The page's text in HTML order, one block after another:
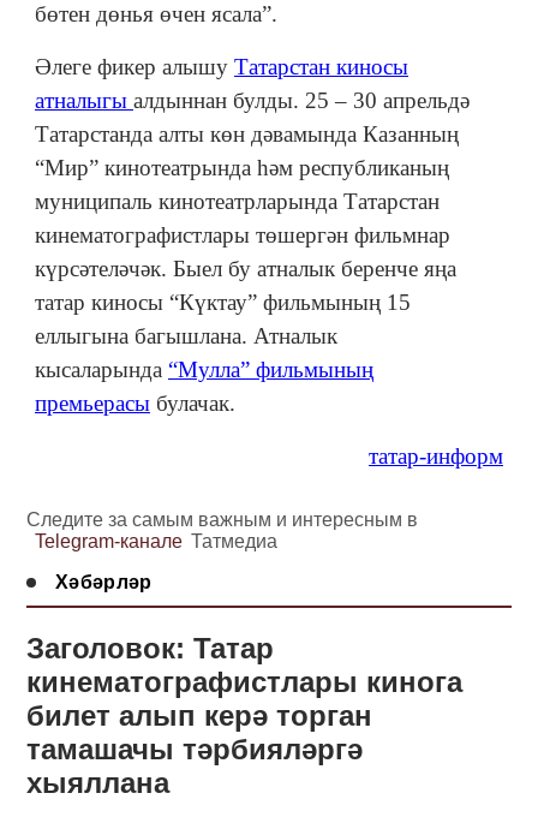
бөтен дөнья өчен ясала”.
Әлеге фикер алышу Татарстан киносы
атналыгы алдыннан булды. 25 – 30 апрельдә
Татарстанда алты көн дәвамында Казанның
“Мир” кинотеатрында һәм республиканың
муниципаль кинотеатрларында Татарстан
кинематографистлары төшергән фильмнар
күрсәтеләчәк. Быел бу атналык беренче яңа
татар киносы “Күктау” фильмының 15
еллыгына багышлана. Атналык
кысаларында “Мулла” фильмының
премьерасы булачак.
татар-информ
Следите за самым важным и интересным в
Telegram-канале Татмедиа
Хәбәрләр
Заголовок: Татар
кинематографистлары кинога
билет алып керә торган
тамашачы тәрбияләргә
хыяллана